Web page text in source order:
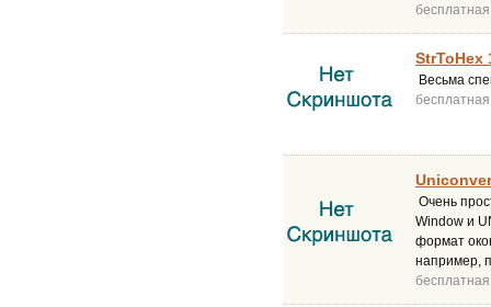
бесплатная
StrToHex
Весьма
бесплатная
Очень
Window и
формат
например,
бесплатная